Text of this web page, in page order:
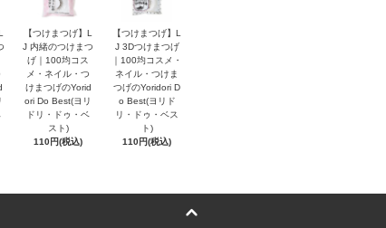
【つけまつげ】L
J 内緒のつけまつ
げ｜100均コス
メ・ネイル・つ
けまつげのYorid
ori Do Best(ヨリ
ドリ・ドゥ・ベ
スト)
110円(税込)
【つけまつげ】L
J 3Dつけまつげ
｜100均コスメ・
ネイル・つけま
つげのYoridori D
o Best(ヨリド
リ・ドゥ・ベス
ト)
110円(税込)